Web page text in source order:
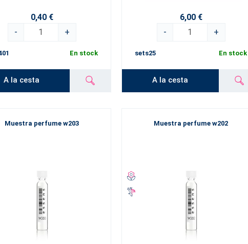
0,40 €
-
+
En stock
A la cesta
6,00 €
-
+
sets25 En stock
A la cesta
Muestra perfume w203 Muestra perfume w202